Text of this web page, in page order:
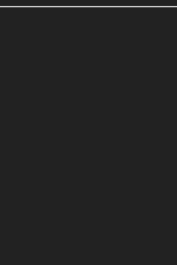
stap je